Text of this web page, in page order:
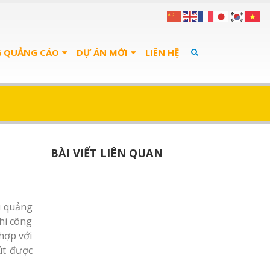
QUẢNG CÁO DỰ ÁN MỚI LIÊN HỆ
quảng
công
với
được
BÀI VIẾT LIÊN QUAN